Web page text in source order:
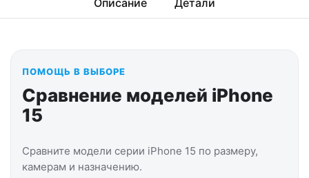
Описание Детали
ПОМОЩЬ В ВЫБОРЕ
Сравнение моделей iPhone
15
Сравните модели серии iPhone 15 по размеру,
камерам и назначению.